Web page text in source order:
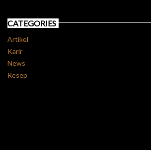
CATEGORIES
Artikel
Karir
News
Resep